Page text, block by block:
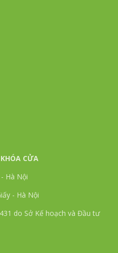
CỬA
Hà Nội
- Hà Nội
do Sở Kế hoạch và Đầu tư